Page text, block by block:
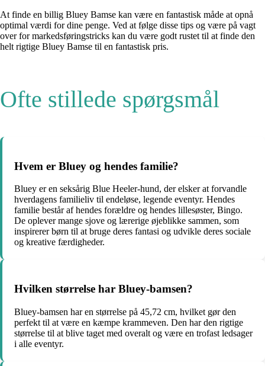
At finde en billig Bluey Bamse kan være en fantastisk måde at opnå
optimal værdi for dine penge. Ved at følge disse tips og være på vagt
over for markedsføringstricks kan du være godt rustet til at finde den
helt rigtige Bluey Bamse til en fantastisk pris.
Ofte stillede spørgsmål
Hvem er Bluey og hendes familie?
Bluey er en seksårig Blue Heeler-hund, der elsker at forvandle
hverdagens familieliv til endeløse, legende eventyr. Hendes
familie består af hendes forældre og hendes lillesøster, Bingo.
De oplever mange sjove og lærerige øjeblikke sammen, som
inspirerer børn til at bruge deres fantasi og udvikle deres sociale
og kreative færdigheder.
Hvilken størrelse har Bluey-bamsen?
Bluey-bamsen har en størrelse på 45,72 cm, hvilket gør den
perfekt til at være en kæmpe krammeven. Den har den rigtige
størrelse til at blive taget med overalt og være en trofast ledsager
i alle eventyr.